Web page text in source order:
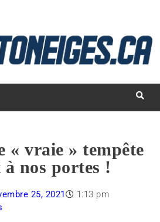
« vraie » tempête
à nos portes !
25, 2021
1:13 pm